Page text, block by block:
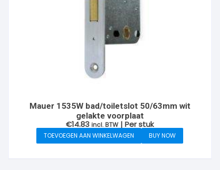
Mauer 1535W bad/toiletslot 50/63mm wit
gelakte voorplaat
€14.83 incl. BTW | Per stuk
TOEVOEGEN AAN WINKELWAGEN BUY NOW